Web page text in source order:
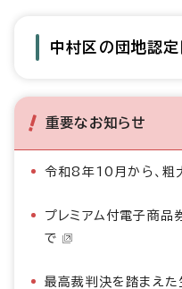
中村区の団地認
重要なお知らせ
令和8年10月から、粗
プレミアム付電子商品
で
最高裁判決を踏まえ